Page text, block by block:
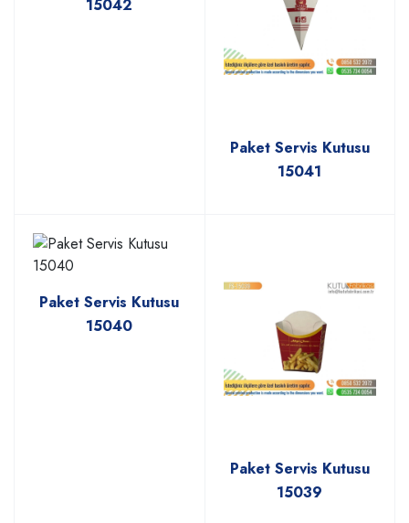
15042
Paket Servis Kutusu
15041
Paket Servis Kutusu
15040
Paket Servis Kutusu
15039